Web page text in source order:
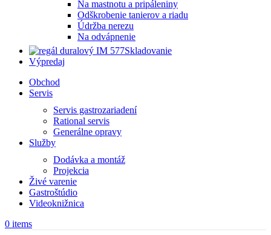
Na mastnotu a pripáleniny
Odškrobenie tanierov a riadu
Údržba nerezu
Na odvápnenie
Skladovanie
Výpredaj
Obchod
Servis
Servis gastrozariadení
Rational servis
Generálne opravy
Služby
Dodávka a montáž
Projekcia
Živé varenie
Gastroštúdio
Videoknižnica
0 items